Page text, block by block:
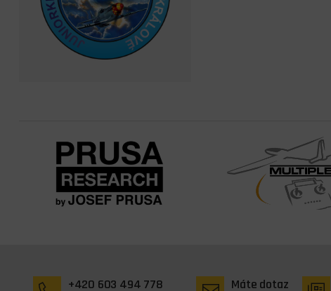
+420 603 494 778 Máte dotaz